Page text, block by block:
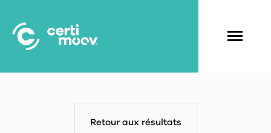
contenu
principal
Retour aux résultats